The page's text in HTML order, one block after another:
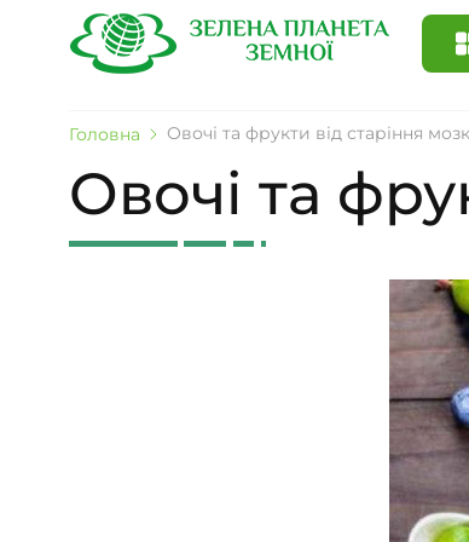
Головна Овочі та фрукти від старіння
Овочі та